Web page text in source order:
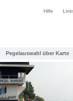
Hilfe
Pegelauswahl über Karte